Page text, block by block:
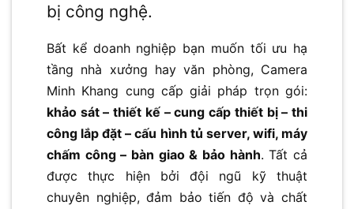
bị công nghệ.
Bất kể doanh nghiệp bạn muốn tối ưu hạ
tầng nhà xưởng hay văn phòng, Camera
Minh Khang cung cấp giải pháp trọn gói:
khảo sát – thiết kế – cung cấp thiết bị – thi
công lắp đặt – cấu hình tủ server, wifi, máy
chấm công – bàn giao & bảo hành. Tất cả
được thực hiện bởi đội ngũ kỹ thuật
chuyên nghiệp, đảm bảo tiến độ và chất